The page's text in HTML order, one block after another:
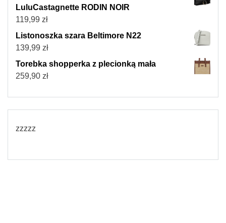
LuluCastagnette RODIN NOIR
119,99 zł
Listonoszka szara Beltimore N22
139,99 zł
Torebka shopperka z plecionką mała
259,90 zł
zzzzz